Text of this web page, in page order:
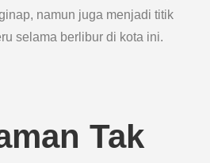
namun juga menjadi titik
selama berlibur di kota ini.
Tak